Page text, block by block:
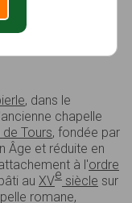
agrandie, afin de
autour des
, dans le
chapelle
de Tours, fondée par
Âge et réduite en
à l'ordre
au XVe siècle sur
romane,